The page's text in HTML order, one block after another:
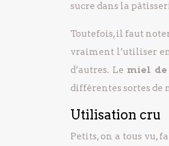
sucre dans la
Toutefois, il faut
vraiment l’utiliser
d’autres. Le miel de
différentes sortes de
Utilisation cru
Petits, on a tous vu,